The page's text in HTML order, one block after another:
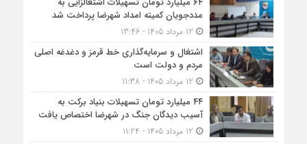
مددجویان کمیته امداد شهرضا پرداخت شد
اشتغال و سرمایه‌گذاری خط قرمز و دغدغه اصلی
مردم و دولت است
۴۴ میلیارد تومان تسهیلات بنیاد برکت به
آسیب دیدگان جنگ در شهرضا اختصاص یافت